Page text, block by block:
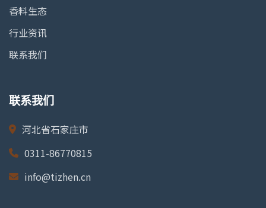
香料生态
行业资讯
联系我们
联系我们
河北省石家庄市
0311-86770815
info@tizhen.cn